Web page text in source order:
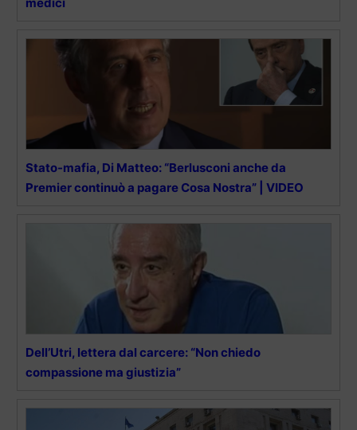
Stato-mafia, Di Matteo: “Berlusconi anche da
Premier continuò a pagare Cosa Nostra” | VIDEO
Dell’Utri, lettera dal carcere: “Non chiedo
compassione ma giustizia”